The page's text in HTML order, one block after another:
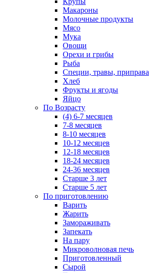
Макароны
Молочные продукты
Мясо
Мука
Овощи
Орехи и грибы
Рыба
Специи, травы, приправа
Хлеб
Фрукты и ягоды
Яйцо
По Возрасту
(4) 6-7 месяцев
7-8 месяцев
8-10 месяцев
10-12 месяцев
12-18 месяцев
18-24 месяцев
24-36 месяцев
Старше 3 лет
Старше 5 лет
По приготовлению
Варить
Жарить
Замораживать
Запекать
На пару
Микроволновая печь
Приготовленный
Сырой